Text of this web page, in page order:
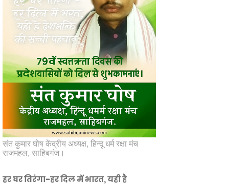
संत कुमार घोष केंद्रीय अध्यक्ष, हिन्दू धर्म रक्षा मंच
राजमहल, साहिबगंज।
हर घर तिरंगा-हर दिल में भारत, यही है